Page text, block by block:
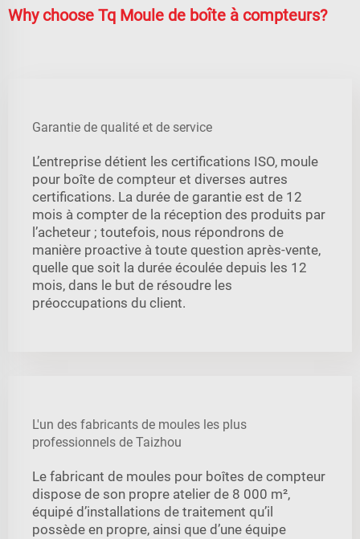
Why choose Tq Moule de boîte à compteurs?
Garantie de qualité et de service
L’entreprise détient les certifications ISO, moule
pour boîte de compteur et diverses autres
certifications. La durée de garantie est de 12
mois à compter de la réception des produits par
l’acheteur ; toutefois, nous répondrons de
manière proactive à toute question après-vente,
quelle que soit la durée écoulée depuis les 12
mois, dans le but de résoudre les
préoccupations du client.
L'un des fabricants de moules les plus
professionnels de Taizhou
Le fabricant de moules pour boîtes de compteur
dispose de son propre atelier de 8 000 m²,
équipé d’installations de traitement qu’il
possède en propre, ainsi que d’une équipe